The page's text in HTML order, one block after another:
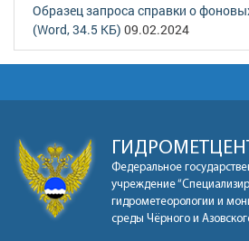
Образец запроса справки о
(Word, 34.5 КБ) 09.02.2024
Федеральное
учреждение
гидрометеорологии и
среды Чёрного и